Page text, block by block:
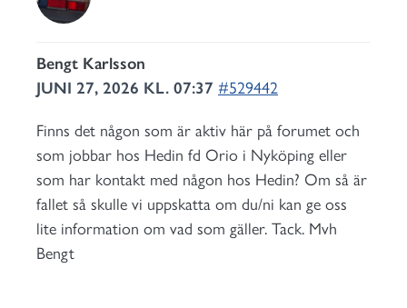
Bengt Karlsson
JUNI 27, 2026 KL. 07:37 #529442
Finns det någon som är aktiv här på forumet och
som jobbar hos Hedin fd Orio i Nyköping eller
som har kontakt med någon hos Hedin? Om så är
fallet så skulle vi uppskatta om du/ni kan ge oss
lite information om vad som gäller. Tack. Mvh
Bengt